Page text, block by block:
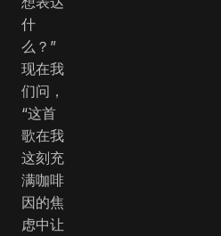
什
么？”
现在我
们问，
“这首
歌在我
这刻充
满咖啡
因的焦
虑中让